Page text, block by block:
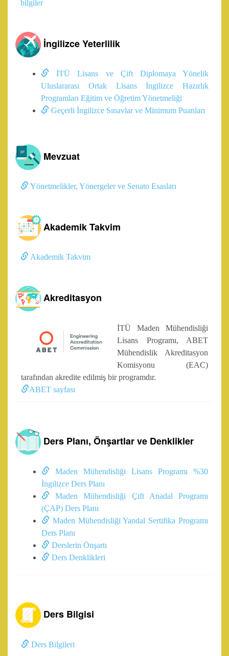
bilgiler
İngilizce Yeterlilik
İTÜ Lisans ve Çift Diplomaya Yönelik
Uluslararası Ortak Lisans İngilizce Hazırlık
Programları Eğitim ve Öğretim Yönetmeliği
Geçerli İngilizce Sınavlar ve Minimum Puanları
Mevzuat
Yönetmelikler, Yönergeler ve Senato Esasları
Akademik Takvim
Akademik Takvim
Akreditasyon
İTÜ Maden Mühendisliği
Lisans Programı, ABET
Mühendislik Akreditasyon
Komisyonu (EAC)
tarafından akredite edilmiş bir programdır.
ABET sayfası
Ders Planı, Önşartlar ve Denklikler
Maden Mühendisliği Lisans Programı %30
İngilizce Ders Planı
Maden Mühendisliği Çift Anadal Programı
(ÇAP) Ders Planı
Maden Mühendisliği Yandal Sertifika Programı
Ders Planı
Derslerin Önşartı
Ders Denklikleri
Ders Bilgisi
Ders Bilgileri